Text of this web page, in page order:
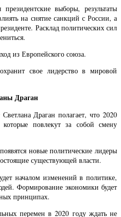
выборы, результаты
на снятие санкций с России, а
Расклад политических сил
из Европейского союза.
свое лидерство в мировой
Драган
Драган полагает, что 2020
повлекут за собой смену
новые политические лидеры
существующей власти.
началом изменений в политике,
Формирование экономики будет
принципах.
перемен в 2020 году ждать не